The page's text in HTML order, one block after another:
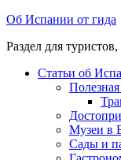
Перейти
содержимому
Об Испании от гида
Раздел для
Статьи об
Музеи в
Cады и